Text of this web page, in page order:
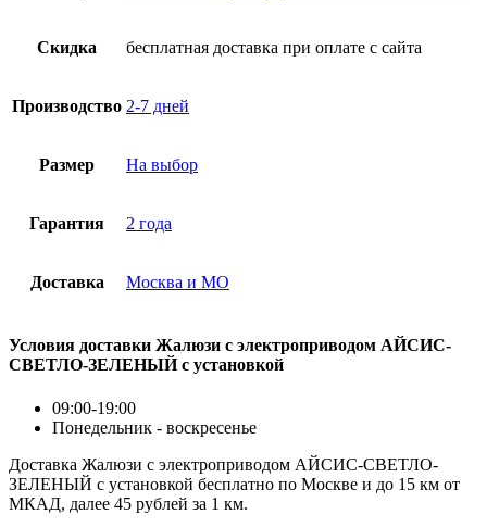
Скидка бесплатная доставка при оплате с сайта
Производство 2-7 дней
Размер На выбор
Гарантия 2 года
Доставка Москва и МО
Условия доставки Жалюзи с электроприводом АЙСИС-
СВЕТЛО-ЗЕЛЕНЫЙ с установкой
09:00-19:00
Понедельник - воскресенье
Доставка Жалюзи с электроприводом АЙСИС-СВЕТЛО-
ЗЕЛЕНЫЙ с установкой бесплатно по Москве и до 15 км от
МКАД, далее 45 рублей за 1 км.